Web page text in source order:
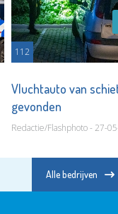
112
Vluchtauto van
gevonden
Redactie/Flashphoto - 27-
Alle bedrijven